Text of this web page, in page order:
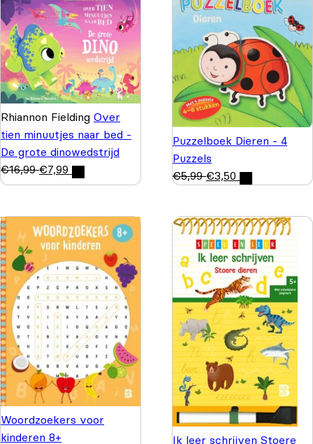
Rhiannon Fielding Over
tien minuutjes naar bed -
De grote dinowedstrijd
€16,99 €7,99
Puzzelboek Dieren - 4
Puzzels
€5,99 €3,50
Woordzoekers voor
kinderen 8+
Ik leer schrijven Stoere